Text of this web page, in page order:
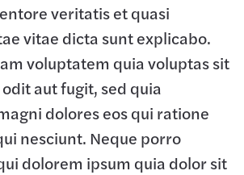
veritatis et quasi
vitae dicta sunt explicabo.
voluptatem quia voluptas sit
aut fugit, sed quia
dolores eos qui ratione
nesciunt. Neque porro
dolorem ipsum quia dolor sit